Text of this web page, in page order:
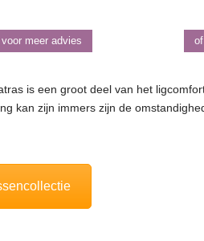
meer advies
is een groot deel van het
kan zijn immers zijn de